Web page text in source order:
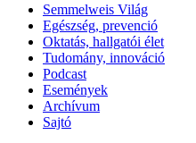
Semmelweis Világ
Egészség, prevenció
Oktatás, hallgatói élet
Tudomány, innováció
Podcast
Események
Archívum
Sajtó